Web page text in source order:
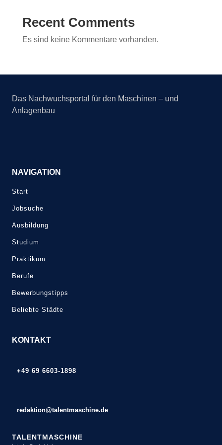
Recent Comments
Es sind keine Kommentare vorhanden.
Das Nachwuchsportal für den Maschinen – und
Anlagenbau
NAVIGATION
Start
Jobsuche
Ausbildung
Studium
Praktikum
Berufe
Bewerbungstipps
Beliebte Städte
KONTAKT
+49 69 6603-1898
redaktion@talentmaschine.de
TALENTMASCHINE